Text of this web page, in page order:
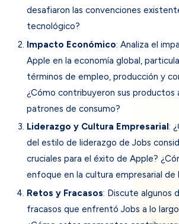
desafiaron las convenciones
tecnológico?
Impacto Económico: Analiza el
Apple en la economía global,
términos de empleo, producción y
¿Cómo contribuyeron sus productos
patrones de consumo?
Liderazgo y Cultura Empresarial :
del estilo de liderazgo de Jobs
cruciales para el éxito de Apple?
enfoque en la cultura empresarial de
Retos y Fracasos: Discute algunos
fracasos que enfrentó Jobs a lo